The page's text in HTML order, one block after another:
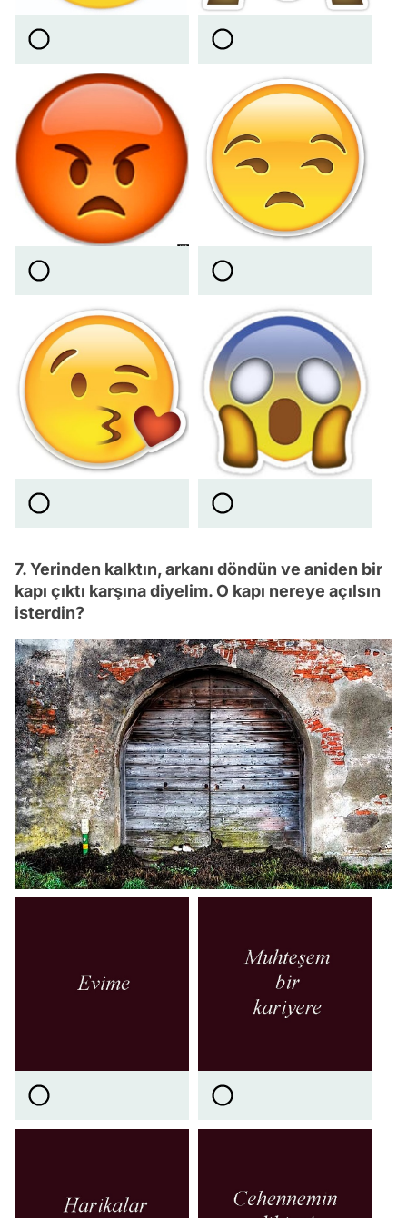
7. Yerinden kalktın, arkanı döndün ve aniden bir
kapı çıktı karşına diyelim. O kapı nereye açılsın
isterdin?